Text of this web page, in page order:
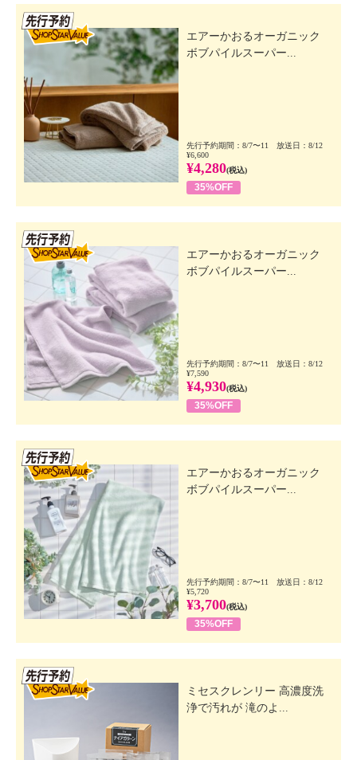
エアーかおるオーガニック
ボブパイルスーパー...
先行予約期間：8/7〜11 放送日：8/12
¥6,600
¥4,280(税込)
35%OFF
エアーかおるオーガニック
ボブパイルスーパー...
先行予約期間：8/7〜11 放送日：8/12
¥7,590
¥4,930(税込)
35%OFF
エアーかおるオーガニック
ボブパイルスーパー...
先行予約期間：8/7〜11 放送日：8/12
¥5,720
¥3,700(税込)
35%OFF
ミセスクレンリー 高濃度洗
浄で汚れが 滝のよ...